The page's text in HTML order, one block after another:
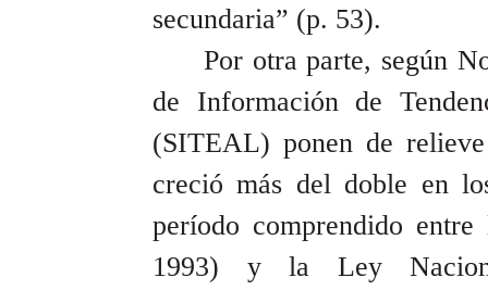
secundaria” (p. 53).
Por otra parte, según
de Información de
(SITEAL) ponen de
creció más del doble en
período comprendido
1993) y la Ley